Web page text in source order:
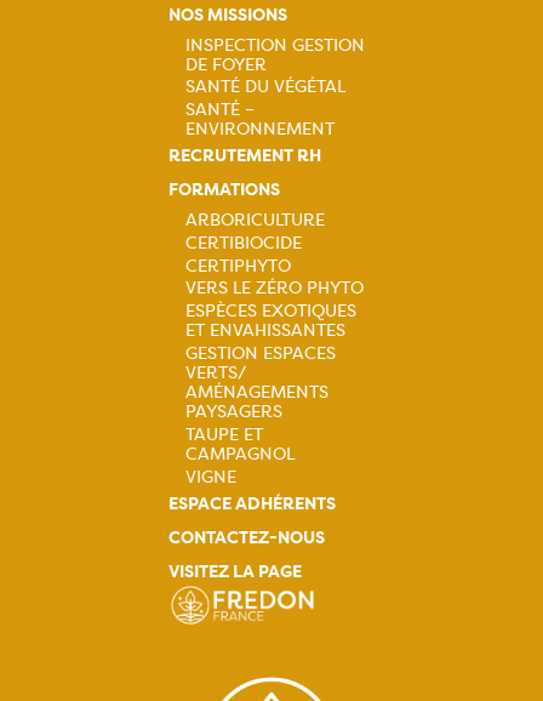
NOS MISSIONS
Navigation
principale
INSPECTION GESTION
DE FOYER
SANTÉ DU VÉGÉTAL
SANTÉ –
ENVIRONNEMENT
RECRUTEMENT RH
FORMATIONS
Navigation
principale
ARBORICULTURE
CERTIBIOCIDE
CERTIPHYTO
VERS LE ZÉRO PHYTO
ESPÈCES EXOTIQUES
ET ENVAHISSANTES
GESTION ESPACES
VERTS/
AMÉNAGEMENTS
PAYSAGERS
TAUPE ET
CAMPAGNOL
VIGNE
ESPACE ADHÉRENTS
CONTACTEZ-NOUS
VISITEZ LA PAGE